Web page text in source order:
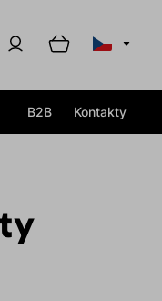
B2B Kontakty